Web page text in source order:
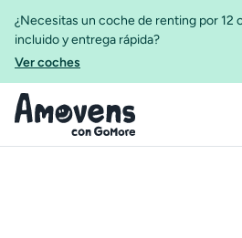
¿Necesitas un coche de renting por 12
incluido y entrega rápida?
Ver coches